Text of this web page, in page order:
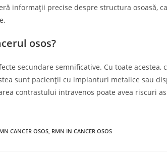
informații precise despre structura osoasă,
osos?
secundare semnificative. Cu toate acestea,
sunt pacienții cu implanturi metalice sau
contrastului intravenos poate avea riscuri
CANCER OSOS RMN IN CANCER OSOS